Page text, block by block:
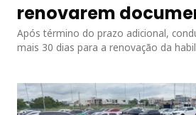
renovarem
Após término do prazo adicional,
mais 30 dias para a renovação da